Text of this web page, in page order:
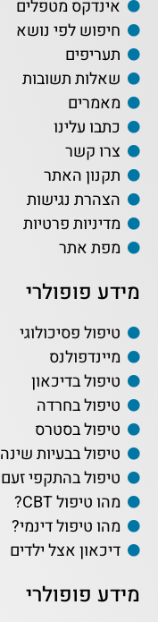
אינדקס מטפלים
חיפוש לפי נושא
תעריפים
שאלות תשובות
מאמרים
כתבו עלינו
צרו קשר
תקנון האתר
הצהרת נגישות
מדיניות פרטיות
מפת אתר
מידע פופולרי
טיפול פסיכולוגי
מיינדפולנס
טיפול בדיכאון
טיפול בחרדה
טיפול בסטרס
טיפול בבעיות שינה
טיפול בהתקפי זעם
מהו טיפול CBT?
מהו טיפול דינמי?
דיכאון אצל ילדים
מידע פופולרי